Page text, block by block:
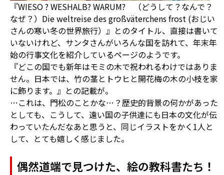
『WIESO ? WESHALB? WARUM? （どうして？なんで？
なぜ？）Die weltreise des großväterchens frost (おじい
さんの寒い冬の世界旅行）』とのタイトル、直接は書いて
いないけれど、サンタさんがいろんな国を訪れて、年末年
始の行事文化を紹介しているページのようです。
『どこの国でも新年はモミの木で祝われるわけではありま
せん。日本では、竹の茎とトウヒと開花梅の木の小枝を家
に飾ります。』との記載が。
…これは、門松のことかな…？歴史的背景の何かがあった
としても、こうして、遠い国の子供達にも日本の文化が伝
わっていたんだなあと思うと、同じイラストをかく1人と
して、とても嬉しく感じました。
偶然道端で見つけた、絵の教科書たち！